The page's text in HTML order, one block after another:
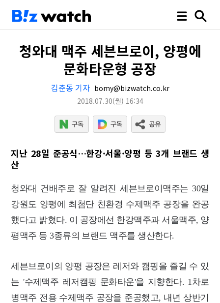
청와대 맥주 세븐브로이, 양평에
문화타운형 공장
김춘동 기자 bomy@bizwatch.co.kr
2018.07.30(월) 16:34
지난 28일 준공식…한강·서울·양평 등 3개 브랜드 생
산
청와대 건배주로 잘 알려진 세븐브로이맥주는 30일
강원도 양평에 최첨단 친환경 수제맥주 공장을 완공
했다고 밝혔다. 이 공장에선 한강맥주과 서울맥주, 양
평맥주 등 3종류의 브랜드 맥주를 생산한다.
세븐브로이의 양평 공장은 레저와 캠핑을 즐길 수 있
는 '수제맥주 레저캠핑 문화타운'을 지향한다. 1차로
병맥주 전용 수제맥주 공장을 준공했고, 내년 상반기